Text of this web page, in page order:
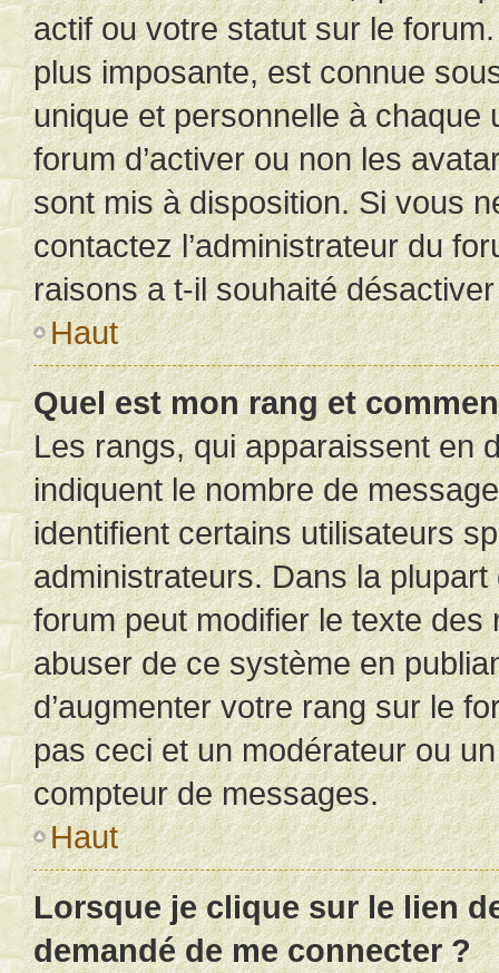
actif ou votre statut sur le
plus imposante, est connue
unique et personnelle à chaque
forum d’activer ou non les
sont mis à disposition. Si vous
contactez l’administrateur du
raisons a t-il souhaité
Haut
Quel est mon rang et
Les rangs, qui apparaissent en
indiquent le nombre de
identifient certains utilisateurs
administrateurs. Dans la
forum peut modifier le texte
abuser de ce système en
d’augmenter votre rang sur le
pas ceci et un modérateur ou
compteur de messages.
Haut
Lorsque je clique sur le lien
demandé de me connecter ?